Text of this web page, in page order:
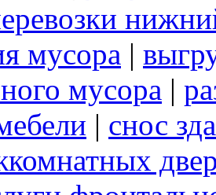
мусора |
мусора |
| снос